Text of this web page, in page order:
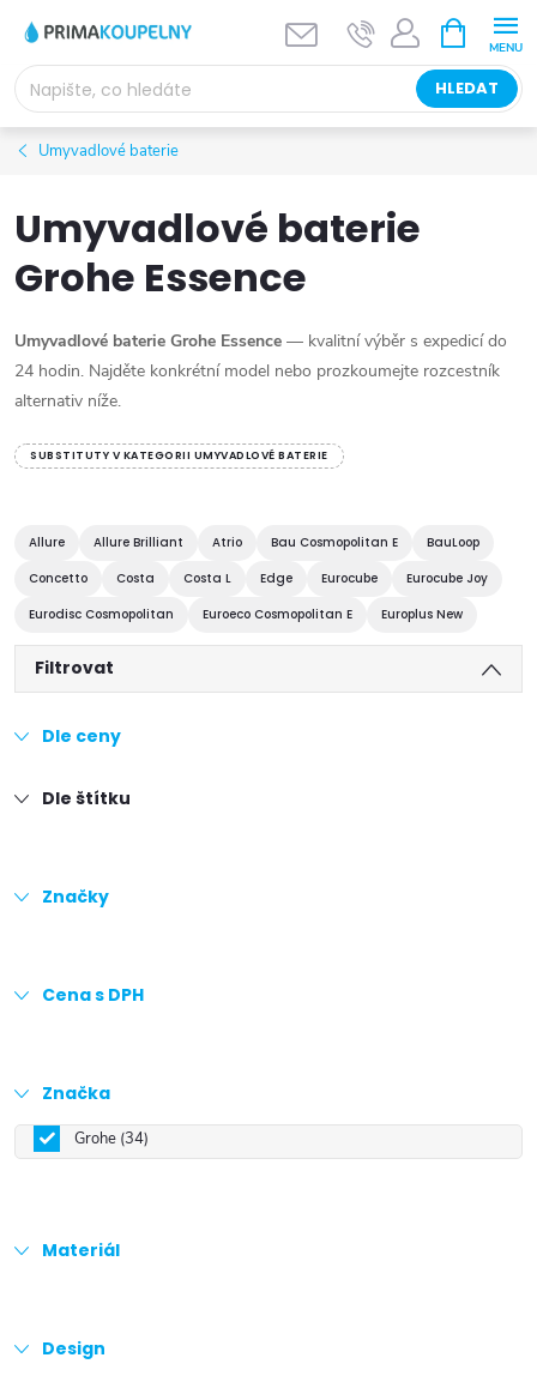
obsah
HLEDAT
NÁKUPNÍ
KOŠÍK
Umyvadlové baterie
Umyvadlové baterie
Grohe Essence
Umyvadlové baterie Grohe Essence — kvalitní výběr s expedicí do
24 hodin. Najděte konkrétní model nebo prozkoumejte rozcestník
alternativ níže.
SUBSTITUTY V KATEGORII UMYVADLOVÉ BATERIE
Allure Allure Brilliant Atrio Bau Cosmopolitan E
BauLoop
Concetto
Costa Costa L Edge Eurocube
Eurocube Joy
Eurodisc Cosmopolitan
Euroeco Cosmopolitan E Europlus New
Filtrovat
Dle ceny
Dle štítku
Značky
Cena s DPH
Značka
Grohe 34
Materiál
Design